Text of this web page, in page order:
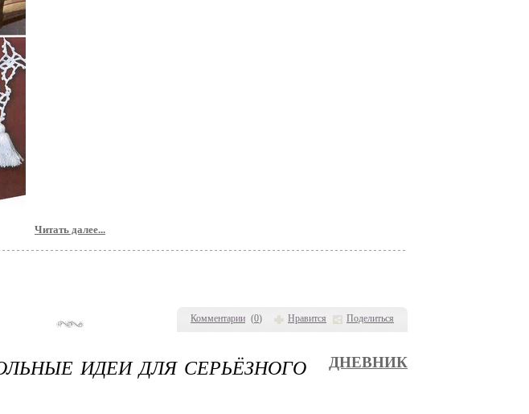
Комментарии (0) Нравится Поделиться
Читать далее...
ИДЕИ ДЛЯ СЕРЬЁЗНОГО
ДНЕВНИК